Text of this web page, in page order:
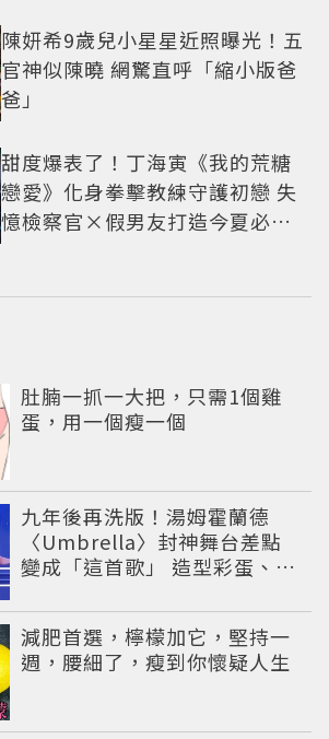
陳妍希9歲兒小星星近照曝光！五
官神似陳曉 網驚直呼「縮小版爸
爸」
甜度爆表了！丁海寅《我的荒糖
戀愛》化身拳擊教練守護初戀 失
憶檢察官×假男友打造今夏必看
肚腩一抓一大把，只需1個雞
蛋，用一個瘦一個
九年後再洗版！湯姆霍蘭德
〈Umbrella〉封神舞台差點
變成「這首歌」 造型彩蛋、暖
減肥首選，檸檬加它，堅持一
週，腰細了，瘦到你懷疑人生